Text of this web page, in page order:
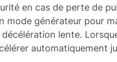
en cas de perte de
mode générateur pour
lente.
automatiquement